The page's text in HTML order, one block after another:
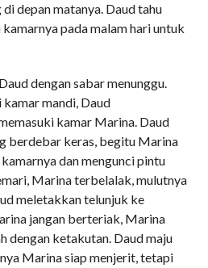
depan matanya. Daud tahu
pada malam hari untuk
dengan sabar menunggu.
mandi, Daud
kamar Marina. Daud
berdebar keras, begitu Marina
dan mengunci pintu
Marina terbelalak, mulutnya
meletakkan telunjuk ke
jangan berteriak, Marina
dengan ketakutan. Daud maju
Marina siap menjerit, tetapi